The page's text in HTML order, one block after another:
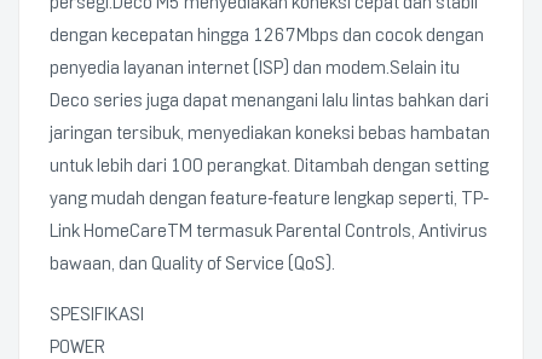
dengan kecepatan hingga 1267Mbps dan cocok dengan
penyedia layanan internet (ISP) dan modem.Selain itu
Deco series juga dapat menangani lalu lintas bahkan dari
jaringan tersibuk, menyediakan koneksi bebas hambatan
untuk lebih dari 100 perangkat. Ditambah dengan setting
yang mudah dengan feature-feature lengkap seperti, TP-
Link HomeCareTM termasuk Parental Controls, Antivirus
bawaan, dan Quality of Service (QoS).
SPESIFIKASI
POWER